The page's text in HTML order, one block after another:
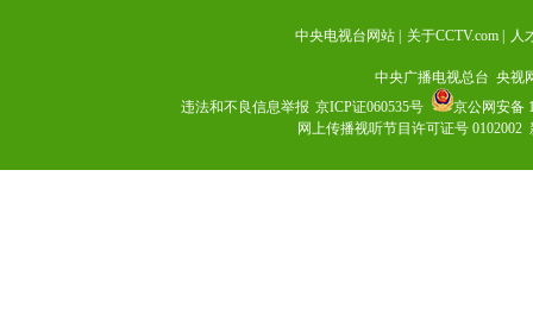
中央电视台网站 关于CCTV.com 人
中央广播电视总台 央视
违法和不良信息举报 京ICP证060535号
京公网安备
网上传播视听节目许可证号 0102002